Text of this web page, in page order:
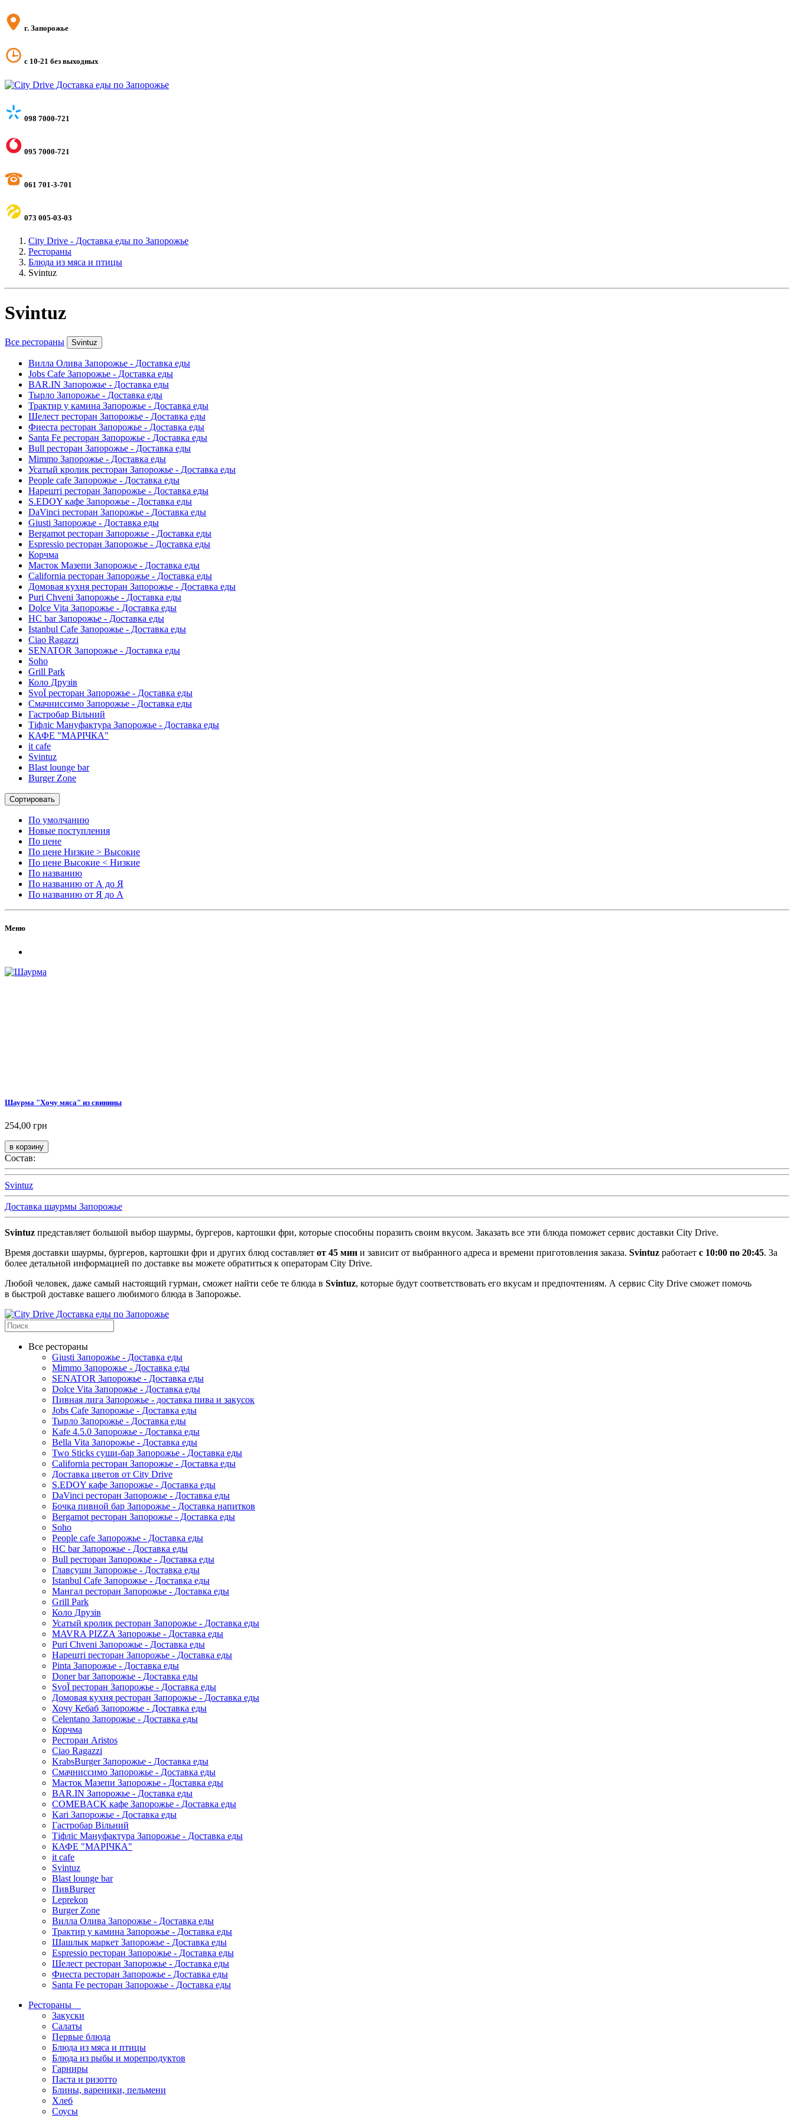
г. Запорожье
с 10-21 без выходных
098 7000-721
095 7000-721
061 701-3-701
073 005-03-03
City Drive - Доставка еды по Запорожье
Рестораны
Блюда из мяса и птицы
Svintuz
Svintuz
Все рестораны Svintuz
Вилла Олива Запорожье - Доставка еды
Jobs Cafe Запорожье - Доставка еды
BAR.IN Запорожье - Доставка еды
Тырло Запорожье - Доставка еды
Трактир у камина Запорожье - Доставка еды
Шелест ресторан Запорожье - Доставка еды
Фиеста ресторан Запорожье - Доставка еды
Santa Fe ресторан Запорожье - Доставка еды
Bull ресторан Запорожье - Доставка еды
Mimmo Запорожье - Доставка еды
Усатый кролик ресторан Запорожье - Доставка еды
People cafe Запорожье - Доставка еды
Нарешті ресторан Запорожье - Доставка еды
S.EDOY кафе Запорожье - Доставка еды
DaVinci ресторан Запорожье - Доставка еды
Giusti Запорожье - Доставка еды
Bergamot ресторан Запорожье - Доставка еды
Espressio ресторан Запорожье - Доставка еды
Корчма
Маєток Мазепи Запорожье - Доставка еды
California ресторан Запорожье - Доставка еды
Домовая кухня ресторан Запорожье - Доставка еды
Puri Chveni Запорожье - Доставка еды
Dolce Vita Запорожье - Доставка еды
HC bar Запорожье - Доставка еды
Istanbul Cafe Запорожье - Доставка еды
Ciao Ragazzi
SENATOR Запорожье - Доставка еды
Soho
Grill Park
Коло Друзів
SvoЇ ресторан Запорожье - Доставка еды
Смачниссимо Запорожье - Доставка еды
Гастробар Вільний
Тіфліс Мануфактура Запорожье - Доставка еды
КАФЕ "МАРІЧКА"
it cafe
Svintuz
Blast lounge bar
Burger Zone
Сортировать
По умолчанию
Новые поступления
По цене
По цене Низкие > Высокие
По цене Высокие < Низкие
По названию
По названию от А до Я
По названию от Я до А
Меню
Шаурма "Хочу мяса" из свинины
254,00 грн
Состав:
Svintuz
Доставка шаурмы Запорожье
Svintuz представляет большой выбор шаурмы, бургеров, картошки фри, которые способны поразить своим вкусом. Заказать все эти блюда поможет сервис доставки City Drive.
Время доставки шаурмы, бургеров, картошки фри и других блюд составляет от 45 мин и зависит от выбранного адреса и времени приготовления заказа. Svintuz работает с 10:00 по 20:45. За
более детальной информацией по доставке вы можете обратиться к операторам City Drive.
Любой человек, даже самый настоящий гурман, сможет найти себе те блюда в Svintuz, которые будут соответствовать его вкусам и предпочтениям. А сервис City Drive сможет помочь
в быстрой доставке вашего любимого блюда в Запорожье.
Все рестораны
Giusti Запорожье - Доставка еды
Mimmo Запорожье - Доставка еды
SENATOR Запорожье - Доставка еды
Dolce Vita Запорожье - Доставка еды
Пивная лига Запорожье - доставка пива и закусок
Jobs Cafe Запорожье - Доставка еды
Тырло Запорожье - Доставка еды
Kafe 4.5.0 Запорожье - Доставка еды
Bella Vita Запорожье - Доставка еды
Two Sticks суши-бар Запорожье - Доставка еды
California ресторан Запорожье - Доставка еды
Доставка цветов от City Drive
S.EDOY кафе Запорожье - Доставка еды
DaVinci ресторан Запорожье - Доставка еды
Бочка пивной бар Запорожье - Доставка напитков
Bergamot ресторан Запорожье - Доставка еды
Soho
People cafe Запорожье - Доставка еды
HC bar Запорожье - Доставка еды
Bull ресторан Запорожье - Доставка еды
Главсуши Запорожье - Доставка еды
Istanbul Cafe Запорожье - Доставка еды
Мангал ресторан Запорожье - Доставка еды
Grill Park
Коло Друзів
Усатый кролик ресторан Запорожье - Доставка еды
MAVRA PIZZA Запорожье - Доставка еды
Puri Chveni Запорожье - Доставка еды
Нарешті ресторан Запорожье - Доставка еды
Pinta Запорожье - Доставка еды
Doner bar Запорожье - Доставка еды
SvoЇ ресторан Запорожье - Доставка еды
Домовая кухня ресторан Запорожье - Доставка еды
Хочу Кебаб Запорожье - Доставка еды
Celentano Запорожье - Доставка еды
Корчма
Ресторан Aristos
Ciao Ragazzi
KrabsBurger Запорожье - Доставка еды
Смачниссимо Запорожье - Доставка еды
Маєток Мазепи Запорожье - Доставка еды
BAR.IN Запорожье - Доставка еды
COMEBACK кафе Запорожье - Доставка еды
Kari Запорожье - Доставка еды
Гастробар Вільний
Тіфліс Мануфактура Запорожье - Доставка еды
КАФЕ "МАРІЧКА"
it cafe
Svintuz
Blast lounge bar
ПивBurger
Leprekon
Burger Zone
Вилла Олива Запорожье - Доставка еды
Трактир у камина Запорожье - Доставка еды
Шашлык маркет Запорожье - Доставка еды
Espressio ресторан Запорожье - Доставка еды
Шелест ресторан Запорожье - Доставка еды
Фиеста ресторан Запорожье - Доставка еды
Santa Fe ресторан Запорожье - Доставка еды
Рестораны
Закуски
Салаты
Первые блюда
Блюда из мяса и птицы
Блюда из рыбы и морепродуктов
Гарниры
Паста и ризотто
Блины, вареники, пельмени
Хлеб
Соусы